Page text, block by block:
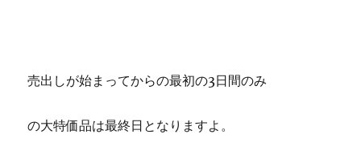
売出しが始まってからの最初の3日間のみ
の大特価品は最終日となりますよ。